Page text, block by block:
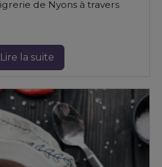
de Nyons à travers
Lire la suite